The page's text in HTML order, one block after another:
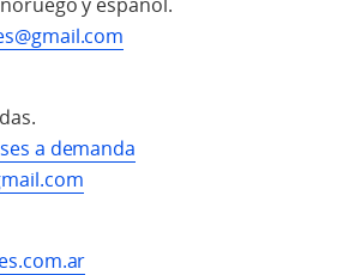
a demanda